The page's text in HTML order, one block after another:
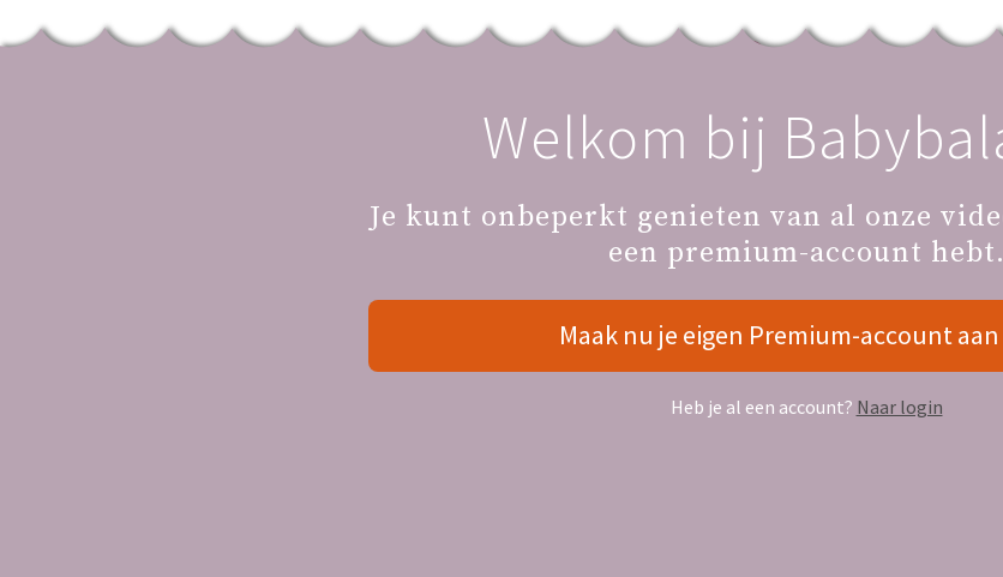
Welkom bij
Je kunt onbeperkt genieten van al onze
een premium-account hebt.
Maak nu je eigen Premium-account aan
Heb je al een account? Naar login